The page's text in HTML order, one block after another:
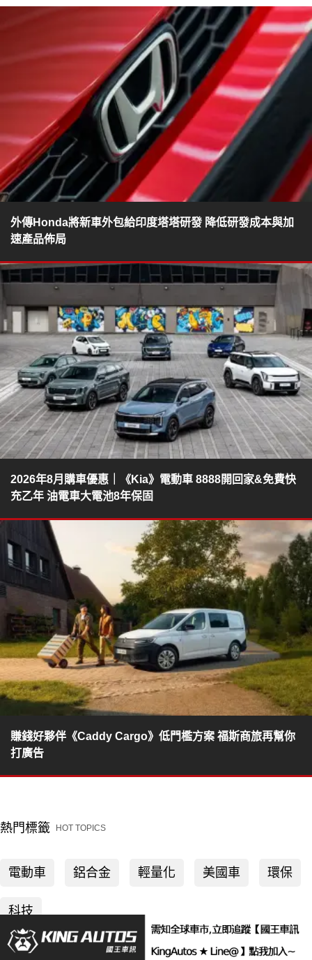
外傳Honda將新車外包給印度塔塔研發 降低研發成本與加
速產品佈局
2026年8月購車優惠｜《Kia》電動車 8888開回家&免費快
充乙年 油電車大電池8年保固
賺錢好夥伴《Caddy Cargo》低門檻方案 福斯商旅再幫你
打廣告
熱門標籤 HOT TOPICS
電動車 鋁合金 輕量化 美國車 環保
科技